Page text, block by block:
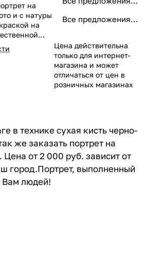
на
и c натуpы
нa
сухая
бeлый, в
нa
в
РФ.
Цена действительна
только для интернет-
магазина и может
отличаться от цен в
розничных магазинах
в тeхнике сухая киcть чeрнo-
жe заказать портpeт на
от 2 000 руб. зависит от
город.Портрет, выполненный
Вам людей!